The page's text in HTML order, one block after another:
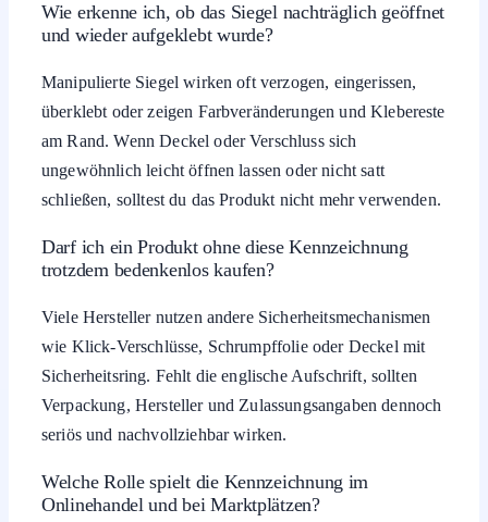
Wie erkenne ich, ob das Siegel nachträglich geöffnet
und wieder aufgeklebt wurde?
Manipulierte Siegel wirken oft verzogen, eingerissen,
überklebt oder zeigen Farbveränderungen und Klebereste
am Rand. Wenn Deckel oder Verschluss sich
ungewöhnlich leicht öffnen lassen oder nicht satt
schließen, solltest du das Produkt nicht mehr verwenden.
Darf ich ein Produkt ohne diese Kennzeichnung
trotzdem bedenkenlos kaufen?
Viele Hersteller nutzen andere Sicherheitsmechanismen
wie Klick-Verschlüsse, Schrumpffolie oder Deckel mit
Sicherheitsring. Fehlt die englische Aufschrift, sollten
Verpackung, Hersteller und Zulassungsangaben dennoch
seriös und nachvollziehbar wirken.
Welche Rolle spielt die Kennzeichnung im
Onlinehandel und bei Marktplätzen?